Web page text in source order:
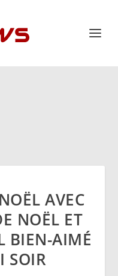
AVEC
NOËL ET
BIEN-AIMÉ
SOIR